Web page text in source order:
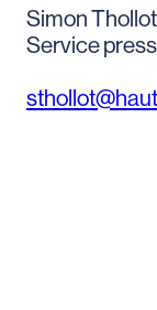
Simon Thollot
Service